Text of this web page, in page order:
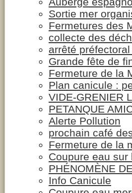
Sortie mer
Fermetures des
collecte des
arrêté
Grande fête de
Fermeture de la
Plan canicule :
VIDE-GRENIER
PETANQUE
Alerte Pollution
prochain café
Fermeture de la
Coupure eau sur
PHÉNOMÈNE
Info Canicule